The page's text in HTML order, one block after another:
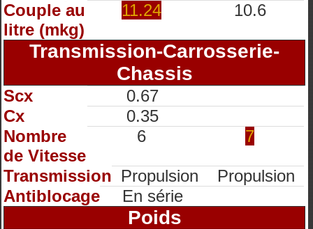
Couple au
litre (mkg)
11.24 10.6
Transmission-Carrosserie-
Chassis
Scx
0.67
Cx
0.35
Nombre
de Vitesse
6 7
Transmission Propulsion
Propulsion
Antiblocage
En série
Poids